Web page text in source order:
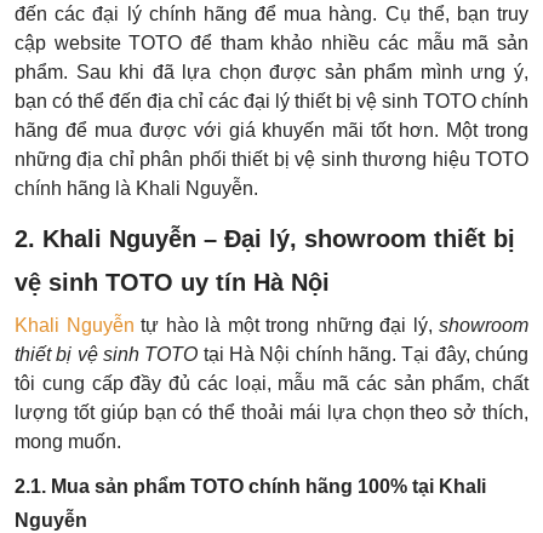
đến các đại lý chính hãng để mua hàng. Cụ thể, bạn truy
cập website TOTO để tham khảo nhiều các mẫu mã sản
phẩm. Sau khi đã lựa chọn được sản phẩm mình ưng ý,
bạn có thể đến địa chỉ các đại lý thiết bị vệ sinh TOTO chính
hãng để mua được với giá khuyến mãi tốt hơn. Một trong
những địa chỉ phân phối thiết bị vệ sinh thương hiệu TOTO
chính hãng là Khali Nguyễn.
2. Khali Nguyễn – Đại lý, showroom thiết bị
vệ sinh TOTO uy tín Hà Nội
Khali Nguyễn tự hào là một trong những đại lý, showroom
thiết bị vệ sinh TOTO tại Hà Nội chính hãng. Tại đây, chúng
tôi cung cấp đầy đủ các loại, mẫu mã các sản phẩm, chất
lượng tốt giúp bạn có thể thoải mái lựa chọn theo sở thích,
mong muốn.
2.1. Mua sản phẩm TOTO chính hãng 100% tại Khali
Nguyễn